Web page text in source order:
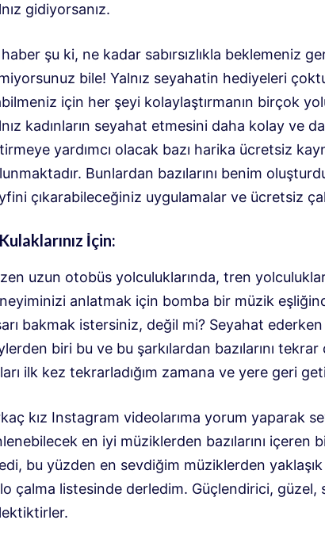
gidiyorsanız.
şu ki, ne kadar sabırsızlıkla beklemeniz
bile! Yalnız seyahatin hediyeleri
için her şeyi kolaylaştırmanın birçok
kadınların seyahat etmesini daha kolay ve
yardımcı olacak bazı harika ücretsiz
Bunlardan bazılarını benim
çıkarabileceğiniz uygulamalar ve ücretsiz
İçin:
uzun otobüs yolculuklarında, tren
anlatmak için bomba bir müzik
bakmak istersiniz, değil mi? Seyahat
biri bu ve bu şarkılardan bazılarını tekrar
ilk kez tekrarladığım zamana ve yere geri
kız Instagram videolarıma yorum yaparak
en iyi müziklerden bazılarını içeren
bu yüzden en sevdiğim müziklerden
çalma listesinde derledim. Güçlendirici, güzel,